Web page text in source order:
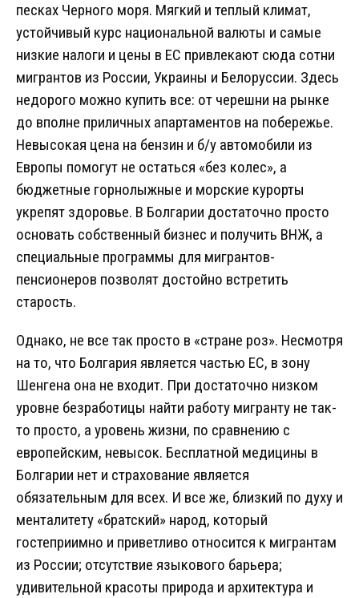
песках Черного моря. Мягкий и теплый климат,
устойчивый курс национальной валюты и самые
низкие налоги и цены в ЕС привлекают сюда сотни
мигрантов из России, Украины и Белоруссии. Здесь
недорого можно купить все: от черешни на рынке
до вполне приличных апартаментов на побережье.
Невысокая цена на бензин и б/у автомобили из
Европы помогут не остаться «без колес», а
бюджетные горнолыжные и морские курорты
укрепят здоровье. В Болгарии достаточно просто
основать собственный бизнес и получить ВНЖ, а
специальные программы для мигрантов-
пенсионеров позволят достойно встретить
старость.
Однако, не все так просто в «стране роз». Несмотря
на то, что Болгария является частью ЕС, в зону
Шенгена она не входит. При достаточно низком
уровне безработицы найти работу мигранту не так-
то просто, а уровень жизни, по сравнению с
европейским, невысок. Бесплатной медицины в
Болгарии нет и страхование является
обязательным для всех. И все же, близкий по духу и
менталитету «братский» народ, который
гостеприимно и приветливо относится к мигрантам
из России; отсутствие языкового барьера;
удивительной красоты природа и архитектура и